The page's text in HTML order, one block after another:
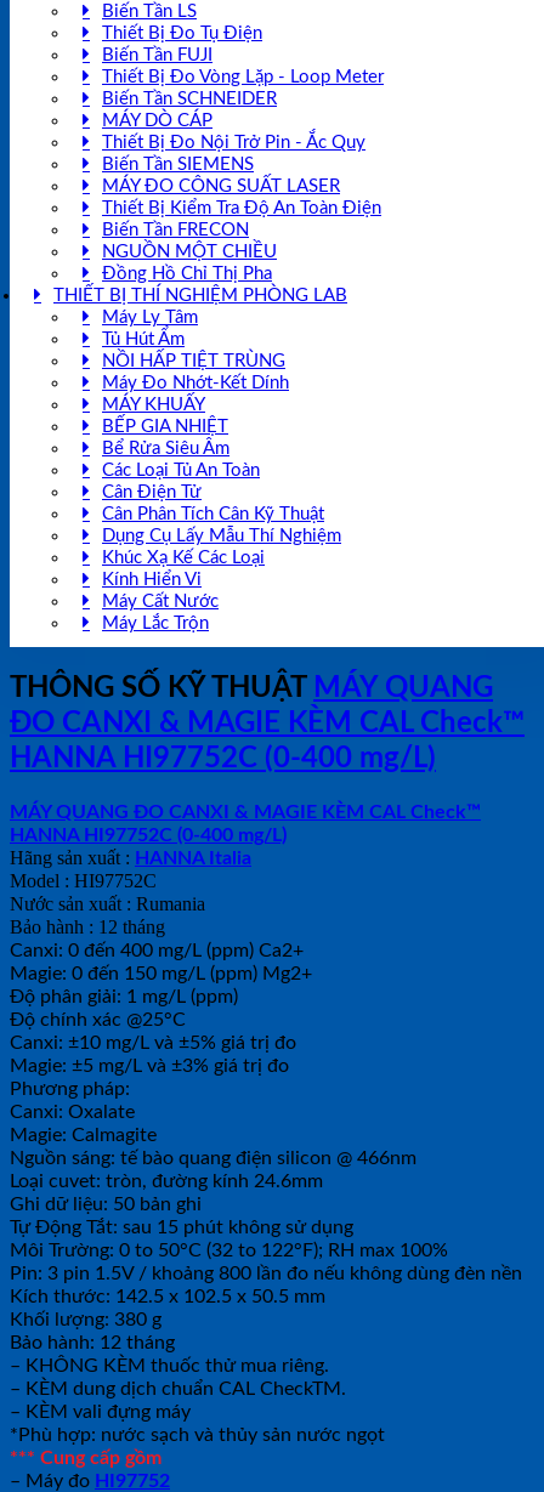
Biến Tần LS
Thiết Bị Đo Tụ Điện
Biến Tần FUJI
Thiết Bị Đo Vòng Lặp - Loop Meter
Biến Tần SCHNEIDER
MÁY DÒ CÁP
Thiết Bị Đo Nội Trở Pin - Ắc Quy
Biến Tần SIEMENS
MÁY ĐO CÔNG SUẤT LASER
Thiết Bị Kiểm Tra Độ An Toàn Điện
Biến Tần FRECON
NGUỒN MỘT CHIỀU
Đồng Hồ Chỉ Thị Pha
THIẾT BỊ THÍ NGHIỆM PHÒNG LAB
Máy Ly Tâm
Tủ Hút Ẩm
NỒI HẤP TIỆT TRÙNG
Máy Đo Nhớt-Kết Dính
MÁY KHUẤY
BẾP GIA NHIỆT
Bể Rửa Siêu Âm
Các Loại Tủ An Toàn
Cân Điện Tử
Cân Phân Tích Cân Kỹ Thuật
Dụng Cụ Lấy Mẫu Thí Nghiệm
Khúc Xạ Kế Các Loại
Kính Hiển Vi
Máy Cất Nước
Máy Lắc Trộn
THÔNG SỐ KỸ THUẬT MÁY QUANG
ĐO CANXI & MAGIE KÈM CAL Check™
HANNA HI97752C (0-400 mg/L)
MÁY QUANG ĐO CANXI & MAGIE KÈM CAL Check™
HANNA HI97752C (0-400 mg/L)
Hãng sản xuất : HANNA Italia
Model : HI97752C
Nước sản xuất : Rumania
Bảo hành : 12 tháng
Canxi: 0 đến 400 mg/L (ppm) Ca2+
Magie: 0 đến 150 mg/L (ppm) Mg2+
Độ phân giải: 1 mg/L (ppm)
Độ chính xác @25°C
Canxi: ±10 mg/L và ±5% giá trị đo
Magie: ±5 mg/L và ±3% giá trị đo
Phương pháp:
Canxi: Oxalate
Magie: Calmagite
Nguồn sáng: tế bào quang điện silicon @ 466nm
Loại cuvet: tròn, đường kính 24.6mm
Ghi dữ liệu: 50 bản ghi
Tự Động Tắt: sau 15 phút không sử dụng
Môi Trường: 0 to 50°C (32 to 122°F); RH max 100%
Pin: 3 pin 1.5V / khoảng 800 lần đo nếu không dùng đèn nền
Kích thước: 142.5 x 102.5 x 50.5 mm
Khối lượng: 380 g
Bảo hành: 12 tháng
– KHÔNG KÈM thuốc thử mua riêng.
– KÈM dung dịch chuẩn CAL CheckTM.
– KÈM vali đựng máy
*Phù hợp: nước sạch và thủy sản nước ngọt
*** Cung cấp gồm
– Máy đo HI97752